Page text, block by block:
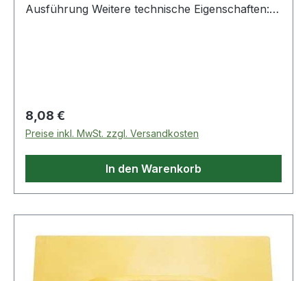
Ausführung Weitere technische Eigenschaften: ·
Regulärer Preis:
8,08 €
Preise inkl. MwSt. zzgl. Versandkosten
In den Warenkorb